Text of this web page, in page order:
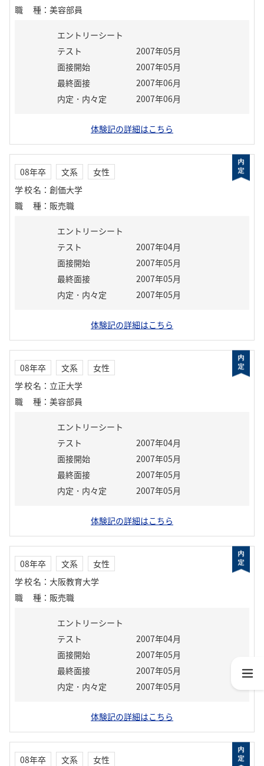
職種 ： 美容部員
エントリーシート
テスト
2007年05月
面接開始
2007年05月
最終面接
2007年06月
内定・内々定
2007年06月
体験記の詳細はこちら
08年卒 文系
女性
学校名 ： 創価大学
職種 ： 販売職
エントリーシート
テスト
2007年04月
面接開始
2007年05月
最終面接
2007年05月
内定・内々定
2007年05月
体験記の詳細はこちら
08年卒 文系
女性
学校名 ： 立正大学
職種 ： 美容部員
エントリーシート
テスト
2007年04月
面接開始
2007年05月
最終面接
2007年05月
内定・内々定
2007年05月
体験記の詳細はこちら
08年卒 文系
女性
学校名 ： 大阪教育大学
職種 ： 販売職
エントリーシート
テスト
2007年04月
面接開始
2007年05月
最終面接
2007年05月
内定・内々定
2007年05月
体験記の詳細はこちら
08年卒 文系 女性